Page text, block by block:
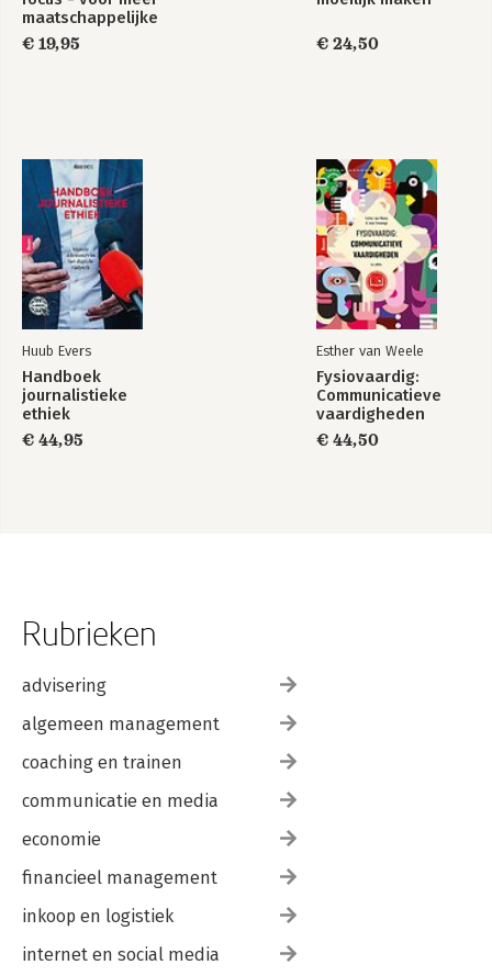
maatschappelijke
impact
€ 19,95 € 24,50
Huub Evers
Handboek
journalistieke
ethiek
€ 44,95
Esther van Weele
Fysiovaardig:
Communicatieve
vaardigheden
€ 44,50
Rubrieken
advisering
algemeen management
coaching en trainen
communicatie en media
economie
financieel management
inkoop en logistiek
internet en social media